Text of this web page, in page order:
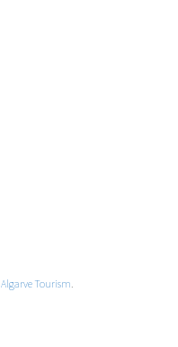
Algarve Tourism.